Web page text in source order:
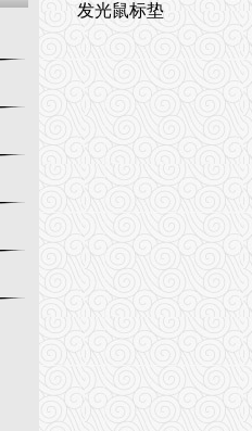
发光鼠标垫